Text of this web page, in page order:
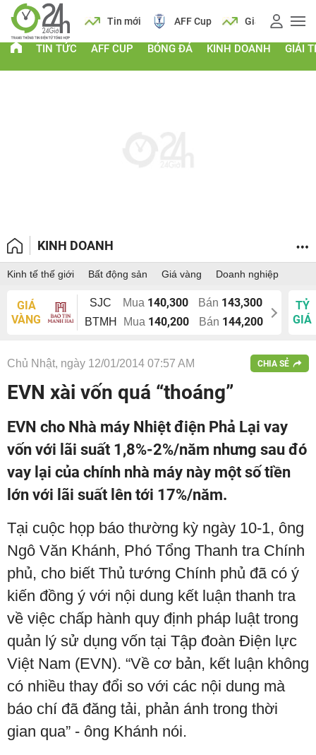
Lịch Tin mới AFF Cup Giá vàng
TIN TỨC AFF CUP BÓNG ĐÁ KINH DOANH GIẢI
KINH DOANH
Kinh tế thế giới Bất động sản Giá vàng Doanh nghiệp
GIÁ
VÀNG
SJC Mua 140,300 Bán 143,300
BTMH Mua 140,200 Bán 144,200
TỶ
GIÁ
Chủ Nhật, ngày 12/01/2014 07:57 AM CHIA SẺ
EVN xài vốn quá “thoáng”
EVN cho Nhà máy Nhiệt điện Phả Lại vay
vốn với lãi suất 1,8%-2%/năm nhưng sau đó
vay lại của chính nhà máy này một số tiền
lớn với lãi suất lên tới 17%/năm.
Tại cuộc họp báo thường kỳ ngày 10-1, ông
Ngô Văn Khánh, Phó Tổng Thanh tra Chính
phủ, cho biết Thủ tướng Chính phủ đã có ý
kiến đồng ý với nội dung kết luận thanh tra
về việc chấp hành quy định pháp luật trong
quản lý sử dụng vốn tại Tập đoàn Điện lực
Việt Nam (EVN). “Về cơ bản, kết luận không
có nhiều thay đổi so với các nội dung mà
báo chí đã đăng tải, phản ánh trong thời
gian qua” - ông Khánh nói.